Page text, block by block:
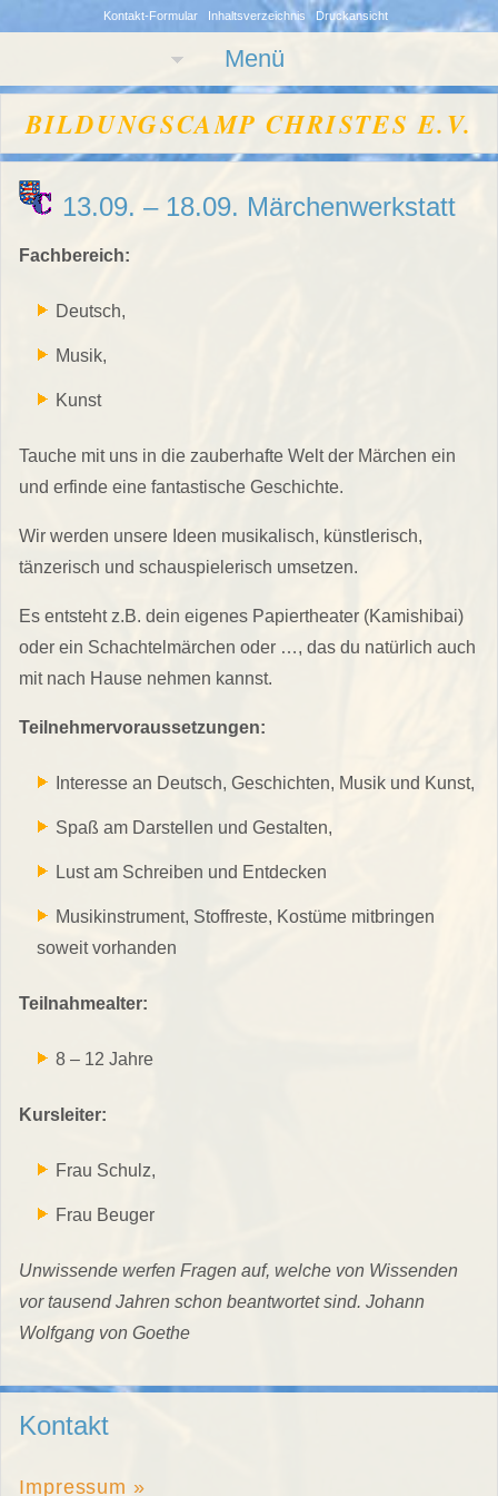
Kontakt-Formular Inhaltsverzeichnis Druckansicht
Menü
BILDUNGSCAMP CHRISTES E.V.
13.09. – 18.09. Märchenwerkstatt
Fachbereich:
Deutsch,
Musik,
Kunst
Tauche mit uns in die zauberhafte Welt der Märchen ein
und erfinde eine fantastische Geschichte.
Wir werden unsere Ideen musikalisch, künstlerisch,
tänzerisch und schauspielerisch umsetzen.
Es entsteht z.B. dein eigenes Papiertheater (Kamishibai)
oder ein Schachtelmärchen oder …, das du natürlich auch
mit nach Hause nehmen kannst.
Teilnehmervoraussetzungen:
Interesse an Deutsch, Geschichten, Musik und Kunst,
Spaß am Darstellen und Gestalten,
Lust am Schreiben und Entdecken
Musikinstrument, Stoffreste, Kostüme mitbringen
soweit vorhanden
Teilnahmealter:
8 – 12 Jahre
Kursleiter:
Frau Schulz,
Frau Beuger
Unwissende werfen Fragen auf, welche von Wissenden
vor tausend Jahren schon beantwortet sind. Johann
Wolfgang von Goethe
Kontakt
Impressum »